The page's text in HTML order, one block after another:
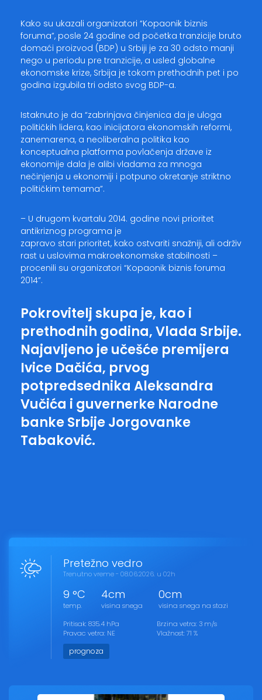
Kako su ukazali organizatori “Kopaonik biznis
foruma”, posle 24 godine od početka tranzicije bruto
domaći proizvod (BDP) u Srbiji je za 30 odsto manji
nego u periodu pre tranzicije, a usled globalne
ekonomske krize, Srbija je tokom prethodnih pet i po
godina izgubila tri odsto svog BDP-a.
Istaknuto je da “zabrinjava činjenica da je uloga
političkih lidera, kao inicijatora ekonomskih reformi,
zanemarena, a neoliberalna politika kao
konceptualna platforma povlačenja države iz
ekonomije dala je alibi vladama za mnoga
nečinjenja u ekonomiji i potpuno okretanje striktno
političkim temama”.
– U drugom kvartalu 2014. godine novi prioritet
antikriznog programa je
zapravo stari prioritet, kako ostvariti snažniji, ali održiv
rast u uslovima makroekonomske stabilnosti –
procenili su organizatori “Kopaonik biznis foruma
2014”.
Pokrovitelj skupa je, kao i
prethodnih godina, Vlada Srbije.
Najavljeno je učešće premijera
Ivice Dačića, prvog
potpredsednika Aleksandra
Vučića i guvernerke Narodne
banke Srbije Jorgovanke
Tabaković.
Pretežno vedro
Trenutno vreme - 08.06.2026. u 02h
9 °C
temp.
4cm
visina snega
0cm
visina snega na stazi
Pritisak: 835.4 hPa
Pravac vetra: NE
Brzina vetra: 3 m/s
Vlažnost: 71 %
prognoza